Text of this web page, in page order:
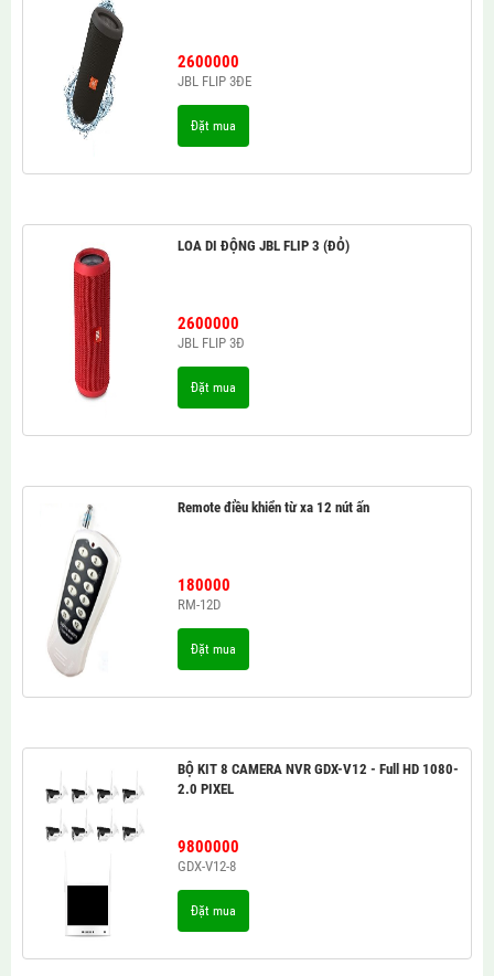
2600000
JBL FLIP 3ĐE
Đặt mua
LOA DI ĐỘNG JBL FLIP 3 (ĐỎ)
2600000
JBL FLIP 3Đ
Đặt mua
Remote điều khiển từ xa 12 nút ấn
180000
RM-12D
Đặt mua
BỘ KIT 8 CAMERA NVR GDX-V12 - Full HD 1080-
2.0 PIXEL
9800000
GDX-V12-8
Đặt mua